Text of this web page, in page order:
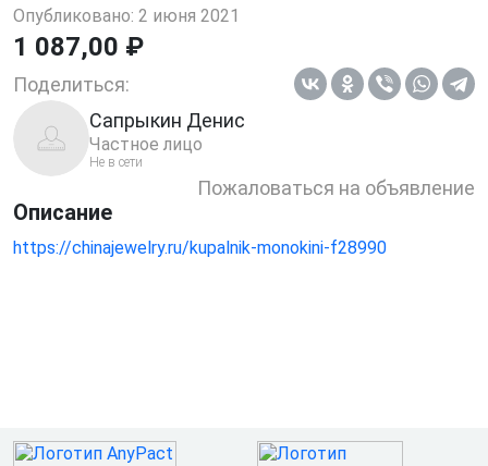
Опубликовано: 2 июня 2021
1 087,00 ₽
Поделиться:
Сапрыкин Денис
Частное лицо
Не в сети
Пожаловаться на объявление
Описание
https://chinajewelry.ru/kupalnik-monokini-f28990